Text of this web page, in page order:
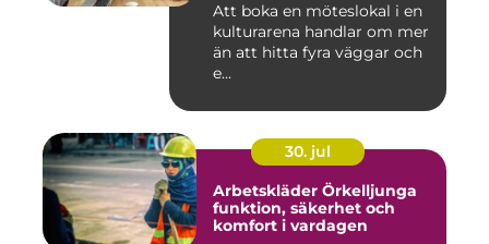
Att boka en möteslokal i en
kulturarena handlar om mer
än att hitta fyra väggar och
e...
30. jul
Arbetskläder Örkelljunga
funktion, säkerhet och
komfort i vardagen